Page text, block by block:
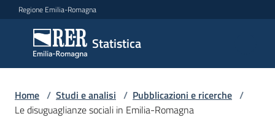
Vai al contenuto
Vai alla navigazione
Vai al footer
Regione Emilia-Romagna
Statistica
Statistica
Novità
Home / Studi e analisi / Pubblicazioni e ricerche /
Le disuguaglianze sociali in Emilia-Romagna